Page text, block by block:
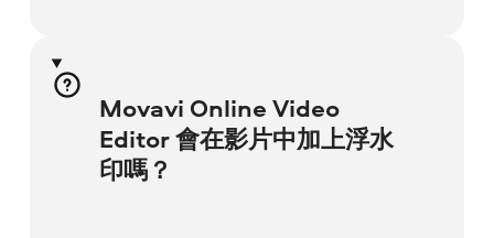
Movavi Online Video
Editor 會在影片中加上浮水
印嗎？